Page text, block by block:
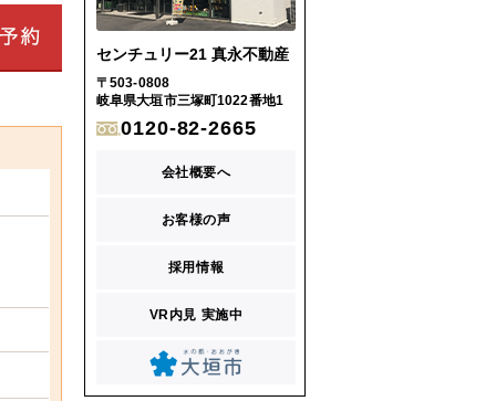
センチュリー21 真永不動産
〒503-0808
岐阜県大垣市三塚町1022番地1
0120-82-2665
会社概要へ
お客様の声
採用情報
VR内見 実施中